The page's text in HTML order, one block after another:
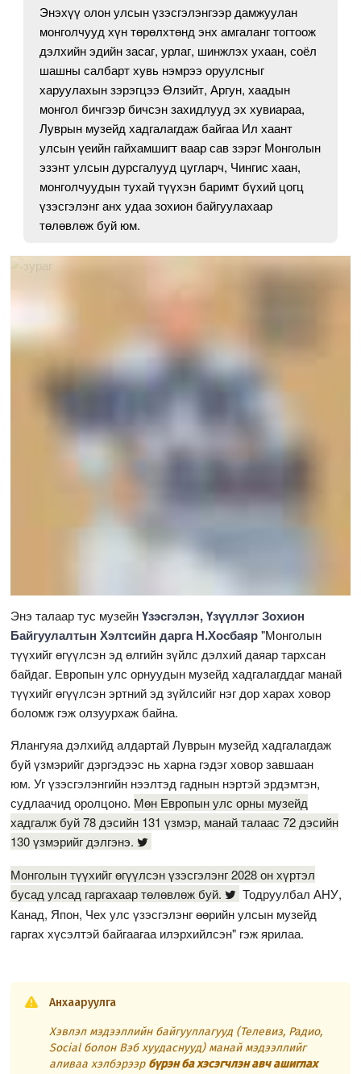
Энэхүү олон улсын үзэсгэлэнгээр дамжуулан
монголчууд хүн төрөлхтөнд энх амгаланг тогтоож
дэлхийн эдийн засаг, урлаг, шинжлэх ухаан, соёл
шашны салбарт хувь нэмрээ оруулсныг
харуулахын зэрэгцээ Өлзийт, Аргун, хаадын
монгол бичгээр бичсэн захидлууд эх хувиараа,
Луврын музейд хадгалагдаж байгаа Ил хаант
улсын үеийн гайхамшигт ваар сав зэрэг Монголын
эзэнт улсын дурсгалууд цугларч, Чингис хаан,
монголчуудын тухай түүхэн баримт бүхий цогц
үзэсгэлэнг анх удаа зохион байгуулахаар
төлөвлөж буй юм.
Энэ талаар тус музейнҮзэсгэлэн, Үзүүллэг Зохион
Байгуулалтын Хэлтсийн дарга Н.Хосбаяр"Монголын
түүхийг өгүүлсэн эд өлгийн зүйлс дэлхий даяар тархсан
байдаг. Европын улс орнуудын музейд хадгалагддаг манай
түүхийг өгүүлсэн эртний эд зүйлсийг нэг дор харах ховор
боломж гэж олзуурхаж байна.
Ялангуяа дэлхийд алдартай Луврын музейд хадгалагдаж
буй үзмэрийг дэргэдээс нь харна гэдэг ховор завшаан
юм. Уг үзэсгэлэнгийн нээлтэд гаднын нэртэй эрдэмтэн,
судлаачид оролцоно. Мөн Европын улс орны музейд
хадгалж буй 78 дэсийн 131 үзмэр, манай талаас 72 дэсийн
130 үзмэрийг дэлгэнэ.
Монголын түүхийг өгүүлсэн үзэсгэлэнг 2028 он хүртэл
бусад улсад гаргахаар төлөвлөж буй.
Тодруулбал АНУ,
Канад, Япон, Чех улс үзэсгэлэнг өөрийн улсын музейд
гаргах хүсэлтэй байгаагаа илэрхийлсэн" гэж ярилаа.
Анхааруулга
Хэвлэл мэдээллийн байгууллагууд (Телевиз, Радио,
Social болон Вэб хуудаснууд) манай мэдээллийг
аливаа хэлбэрээр бүрэн ба хэсэгчлэн авч ашиглах